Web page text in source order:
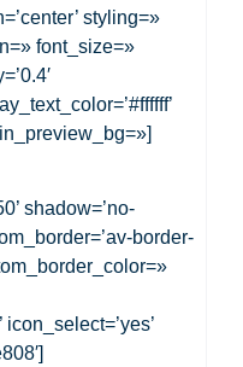
styling=»
font_size=»
shadow=’no-
border-